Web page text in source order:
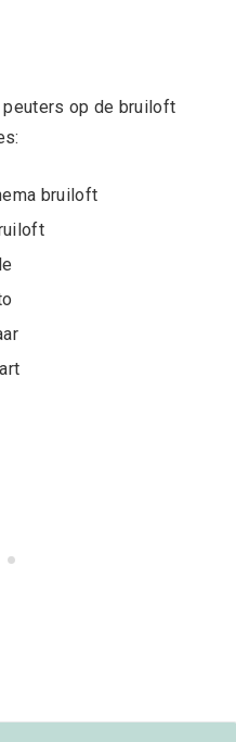
op de bruiloft
bruiloft